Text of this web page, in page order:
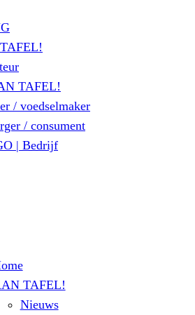
TAFEL!
/ voedselmaker
/ consument
| Bedrijf
TAFEL!
Nieuws